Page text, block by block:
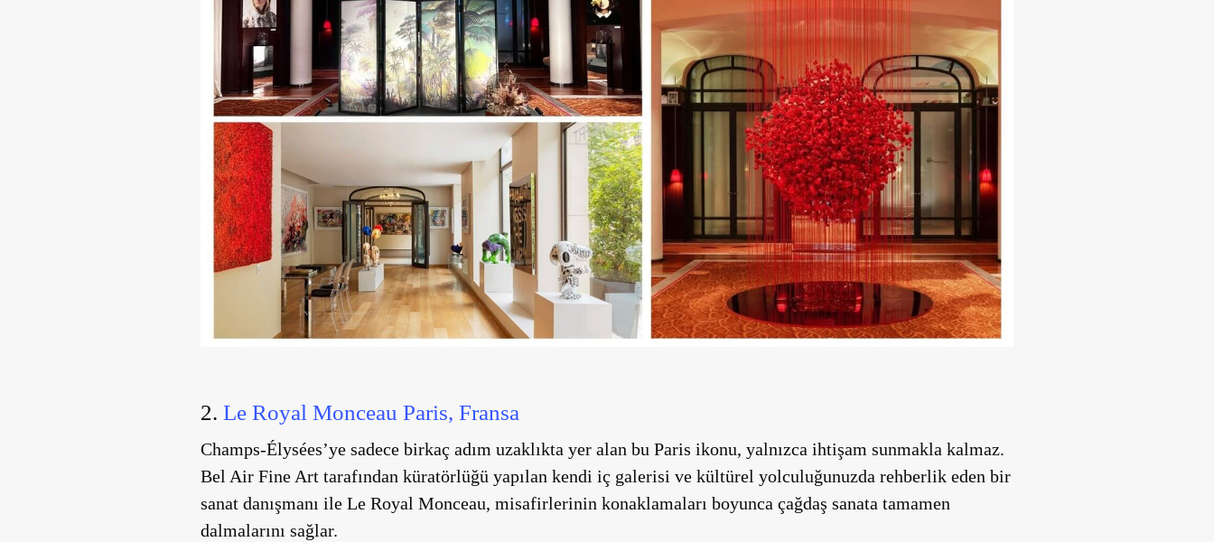
2. Le Royal Monceau Paris, Fransa
Champs-Élysées’ye sadece birkaç adım uzaklıkta yer alan bu Paris ikonu, yalnızca ihtişam sunmakla kalmaz.
Bel Air Fine Art tarafından küratörlüğü yapılan kendi iç galerisi ve kültürel yolculuğunuzda rehberlik eden bir
sanat danışmanı ile Le Royal Monceau, misafirlerinin konaklamaları boyunca çağdaş sanata tamamen
dalmalarını sağlar.